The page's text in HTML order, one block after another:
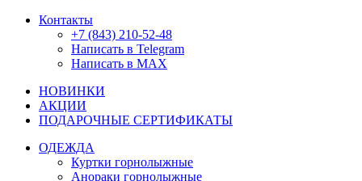
Контакты
+7 (843) 210-52-48
Написать в Telegram
Написать в MAX
НОВИНКИ
АКЦИИ
ПОДАРОЧНЫЕ СЕРТИФИКАТЫ
ОДЕЖДА
Куртки горнолыжные
Анораки горнолыжные